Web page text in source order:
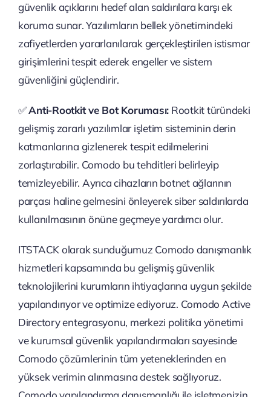
güvenlik açıklarını hedef alan saldırılara karşı ek
koruma sunar. Yazılımların bellek yönetimindeki
zafiyetlerden yararlanılarak gerçekleştirilen istismar
girişimlerini tespit ederek engeller ve sistem
güvenliğini güçlendirir.
✅Anti-Rootkit ve Bot Koruması: Rootkit türündeki
gelişmiş zararlı yazılımlar işletim sisteminin derin
katmanlarına gizlenerek tespit edilmelerini
zorlaştırabilir. Comodo bu tehditleri belirleyip
temizleyebilir. Ayrıca cihazların botnet ağlarının
parçası haline gelmesini önleyerek siber saldırılarda
kullanılmasının önüne geçmeye yardımcı olur.
ITSTACK olarak sunduğumuz Comodo danışmanlık
hizmetleri kapsamında bu gelişmiş güvenlik
teknolojilerini kurumların ihtiyaçlarına uygun şekilde
yapılandırıyor ve optimize ediyoruz. Comodo Active
Directory entegrasyonu, merkezi politika yönetimi
ve kurumsal güvenlik yapılandırmaları sayesinde
Comodo çözümlerinin tüm yeteneklerinden en
yüksek verimin alınmasına destek sağlıyoruz.